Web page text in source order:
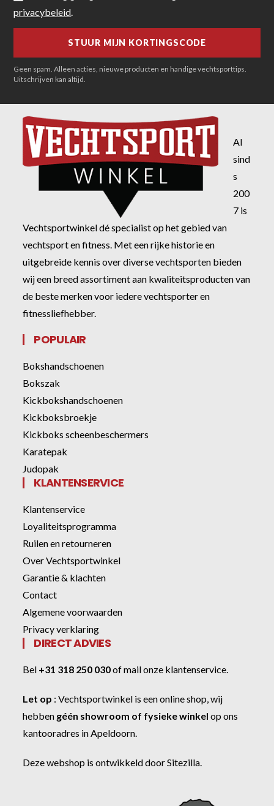
privacybeleid
Geen spam. Alleen acties, nieuwe producten en handige vechtsporttips.
Uitschrijven kan altijd.
Al
sind
s
200
7 is
Vechtsportwinkel dé specialist op het gebied van
vechtsport en fitness. Met een rijke historie en
uitgebreide kennis over diverse vechtsporten bieden
wij een breed assortiment aan kwaliteitsproducten van
de beste merken voor iedere vechtsporter en
fitnessliefhebber.
POPULAIR
Bokshandschoenen
Bokszak
Kickbokshandschoenen
Kickboksbroekje
Kickboks scheenbeschermers
Karatepak
Judopak
KLANTENSERVICE
Klantenservice
Loyaliteitsprogramma
Ruilen en retourneren
Over Vechtsportwinkel
Garantie & klachten
Contact
Algemene voorwaarden
Privacy verklaring
DIRECT ADVIES
Bel +31 318 250 030ofmail onze klantenservice
Let op :Vechtsportwinkel is een online shop, wij
hebben géén showroom of fysieke winkel op ons
kantooradres in Apeldoorn.
Deze webshop is ontwikkeld doorSitezilla